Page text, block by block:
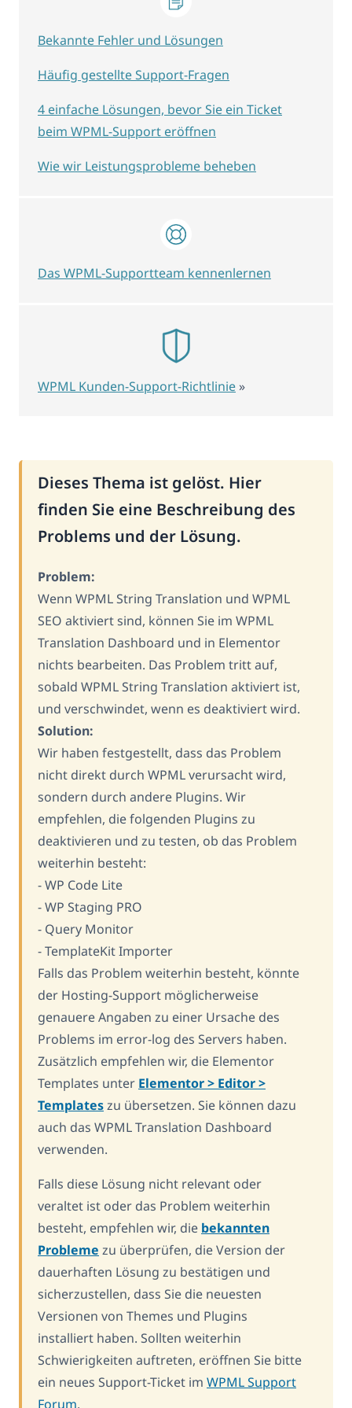
Dieses Thema ist gelöst. Hier
finden Sie eine Beschreibung des
Problems und der Lösung.
Problem:
Wenn WPML String Translation und WPML
SEO aktiviert sind, können Sie im WPML
Translation Dashboard und in Elementor
nichts bearbeiten. Das Problem tritt auf,
sobald WPML String Translation aktiviert ist,
und verschwindet, wenn es deaktiviert wird.
Solution:
Wir haben festgestellt, dass das Problem
nicht direkt durch WPML verursacht wird,
sondern durch andere Plugins. Wir
empfehlen, die folgenden Plugins zu
deaktivieren und zu testen, ob das Problem
weiterhin besteht:
- WP Code Lite
- WP Staging PRO
- Query Monitor
- TemplateKit Importer
Falls das Problem weiterhin besteht, könnte
der Hosting-Support möglicherweise
genauere Angaben zu einer Ursache des
Problems im error-log des Servers haben.
Zusätzlich empfehlen wir, die Elementor
Templates unter Elementor > Editor >
Templateszu übersetzen. Sie können dazu
auch das WPML Translation Dashboard
verwenden.
Falls diese Lösung nicht relevant oder
veraltet ist oder das Problem weiterhin
besteht, empfehlen wir, die bekannten
Probleme zu überprüfen, die Version der
dauerhaften Lösung zu bestätigen und
sicherzustellen, dass Sie die neuesten
Versionen von Themes und Plugins
installiert haben. Sollten weiterhin
Schwierigkeiten auftreten, eröffnen Sie bitte
ein neues Support-Ticket im WPML Support
Forum.
Bekannte Fehler und Lösungen
Häufig gestellte Support-Fragen
4 einfache Lösungen, bevor Sie ein Ticket
beim WPML-Support eröffnen
Wie wir Leistungsprobleme beheben
Das WPML-Supportteam kennenlernen
WPML Kunden-Support-Richtlinie »